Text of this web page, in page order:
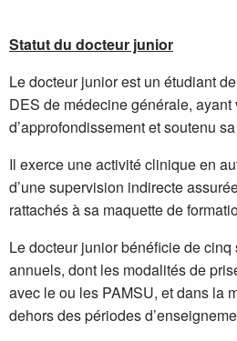
Statut du docteur junior
Le docteur junior est un étudiant
DES de médecine générale,
d’approfondissement et soutenu
Il exerce une activité clinique en
d’une supervision indirecte
rattachés à sa maquette de
Le docteur junior bénéficie de
annuels, dont les modalités de
avec le ou les PAMSU, et dans la
dehors des périodes